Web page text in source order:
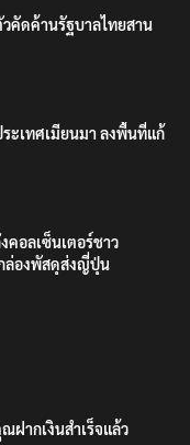
วคัดค้านรัฐบาลไทยสาน
ระเทศเมียนมา ลงพื้นที่แก้
คอลเซ็นเตอร์ชาว
ล่องพัสดุส่งญี่ปุ่น
ฝากเงินสำเร็จแล้ว